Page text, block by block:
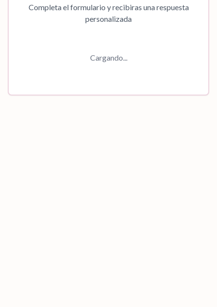
Completa el formulario y recibiras una respuesta
personalizada
Cargando...